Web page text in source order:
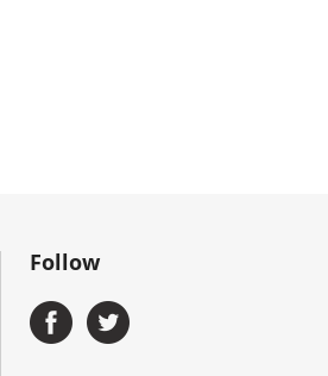
Follow